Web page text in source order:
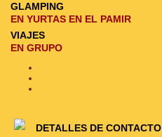
GLAMPING
EN YURTAS EN EL PAMIR
VIAJES
EN GRUPO
DETALLES DE CONTACTO